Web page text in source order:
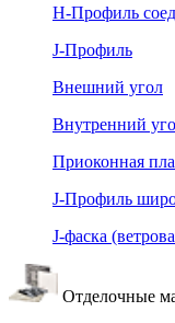
Н-Профиль
J-Профиль
Внешний угол
Внутренний
Приоконная
J-Профиль
J-фаска
Отделочные